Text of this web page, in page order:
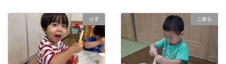
りす こあら